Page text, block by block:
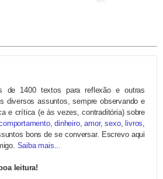
de 1400 textos para reflexão e outras
diversos assuntos, sempre observando e
e crítica (e às vezes, contraditória) sobre
,dinheiro,amor,sexo,livros
bons de se conversar. Escrevo aqui
Saiba mais...
leitura!